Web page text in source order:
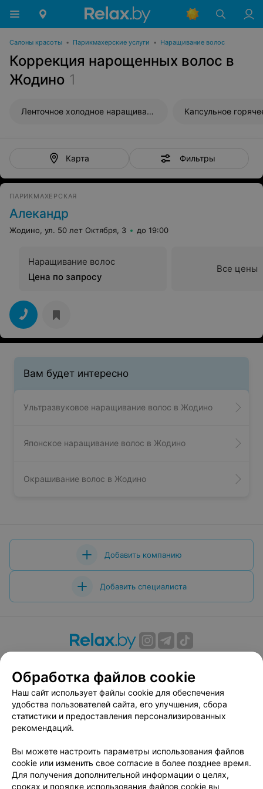
Салоны красоты • Парикмахерские услуги • Наращивание волос
Коррекция нарощенных волос в
Жодино 1
Ленточное холодное наращивание волос
Карта Фильтры
ПАРИКМАХЕРСКАЯ
Алекандр
Жодино, ул. 50 лет Октября, 3 до 19:00
Наращивание волос
Цена по запросу
Все цены
Вам будет интересно
Ультразвуковое наращивание волос в Жодино
Японское наращивание волос в Жодино
Окрашивание волос в Жодино
Добавить компанию
Добавить специалиста
Вакансии
Публичный договор
Способы оплаты
Публичный договор по использованию сервиса
«Афиша»
Пользовательское соглашение
Связаться по вопросам сотрудничества
Написать руководителю relax.by
Персональные настройки cookie
Обработка файлов cookie
Наш сайт использует файлы cookie для обеспечения
удобства пользователей сайта, его улучшения, сбора
статистики и предоставления персонализированных
рекомендаций.
Вы можете настроить параметры использования файлов
cookie или изменить свое согласие в более позднее время.
Для получения дополнительной информации о целях,
сроках и порядке использования файлов cookie вы